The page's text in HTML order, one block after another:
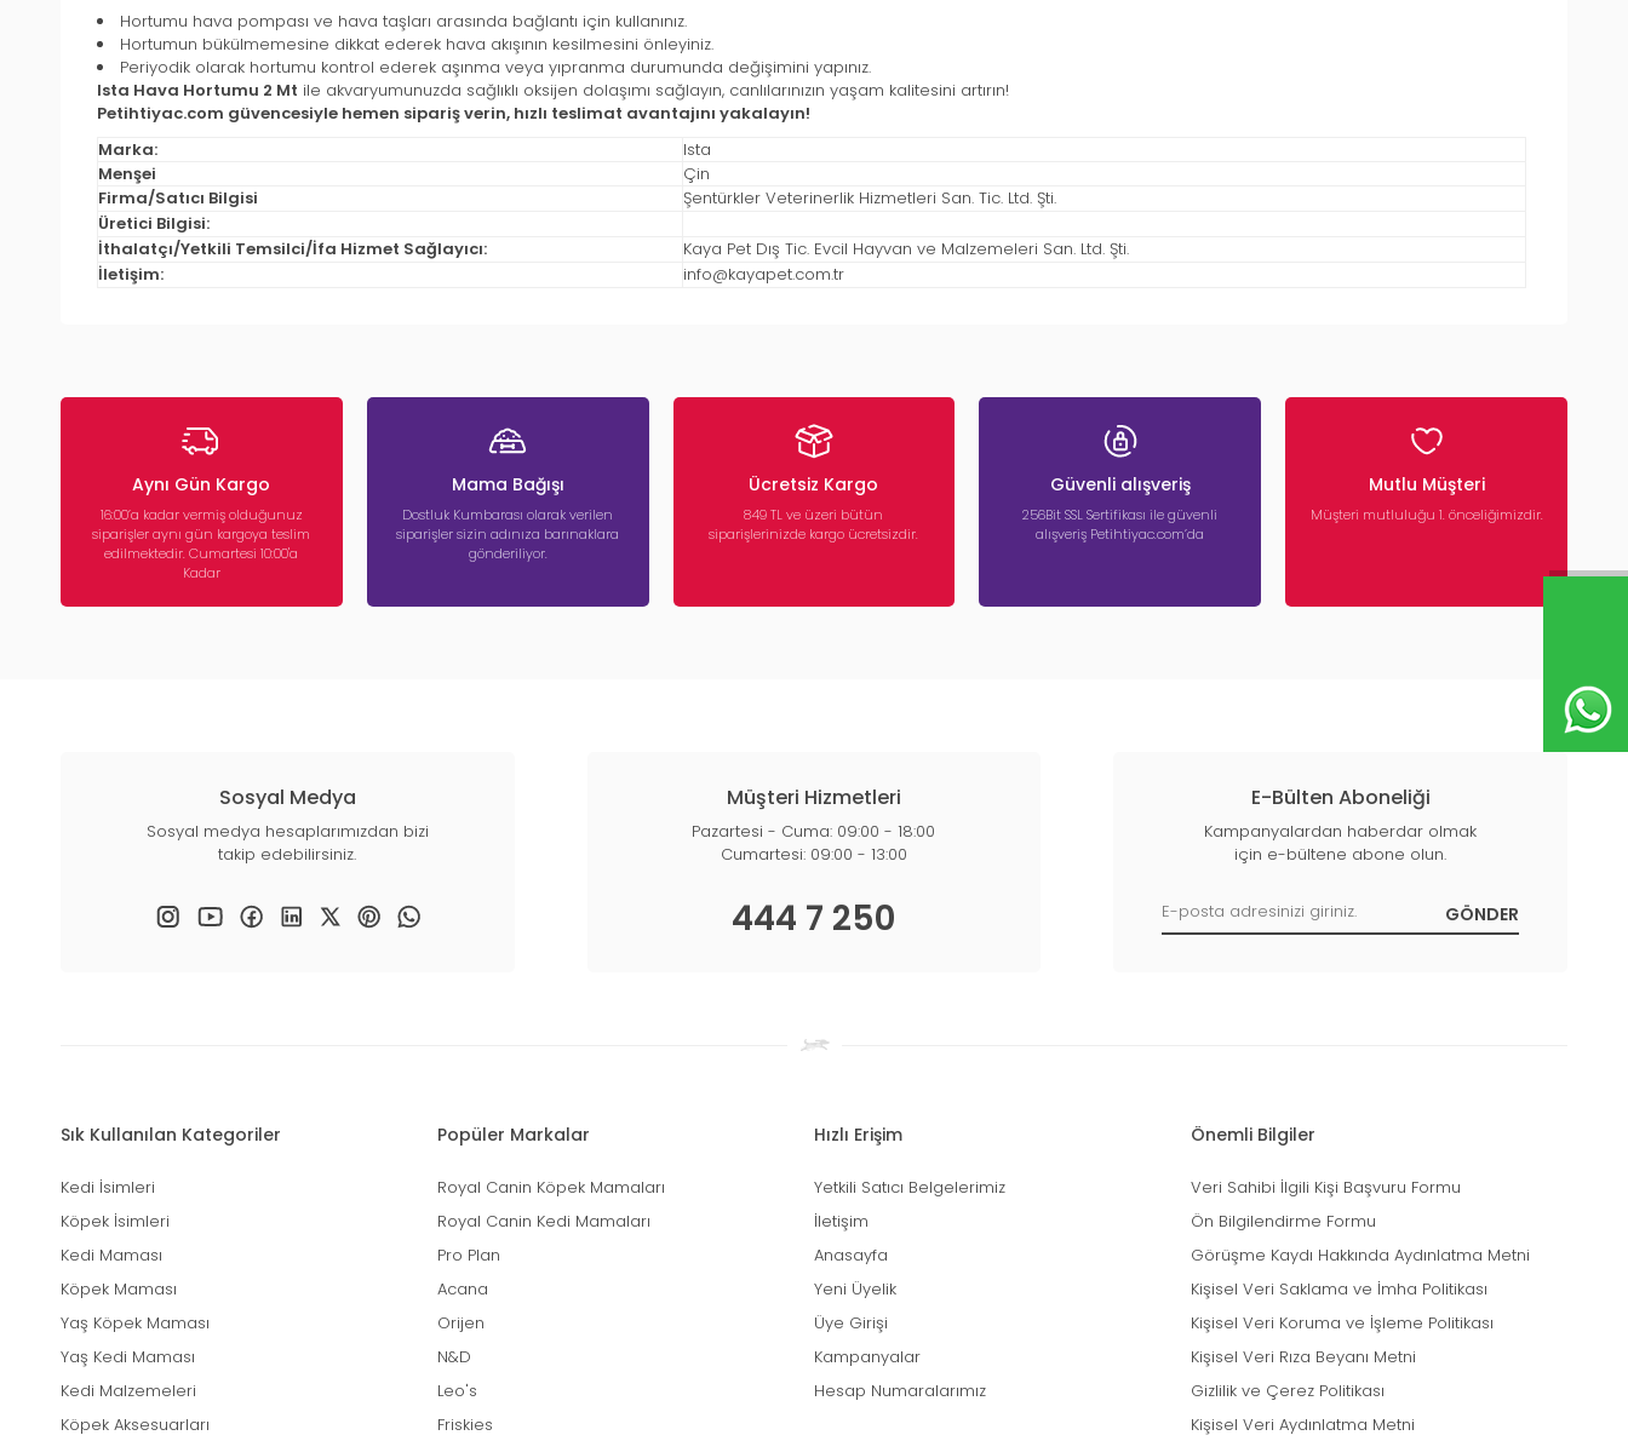
Hortumu hava pompası ve hava taşları arasında bağlantı için kullanınız.
Hortumun bükülmemesine dikkat ederek hava akışının kesilmesini önleyiniz.
Periyodik olarak hortumu kontrol ederek aşınma veya yıpranma durumunda değişimini yapınız.
Ista Hava Hortumu 2 Mt ile akvaryumunuzda sağlıklı oksijen dolaşımı sağlayın, canlılarınızın yaşam kalitesini artırın!
Petihtiyac.com güvencesiyle hemen sipariş verin, hızlı teslimat avantajını yakalayın!
Marka:
Ista
Menşei
Çin
Firma/Satıcı Bilgisi
Şentürkler Veterinerlik Hizmetleri San. Tic. Ltd. Şti.
Üretici Bilgisi:
İthalatçı/Yetkili Temsilci/İfa Hizmet Sağlayıcı:
Kaya Pet Dış Tic. Evcil Hayvan ve Malzemeleri San. Ltd. Şti.
İletişim:
info@kayapet.com.tr
Aynı Gün Kargo
16:00’a kadar vermiş olduğunuz
siparişler aynı gün kargoya teslim
edilmektedir. Cumartesi 10:00'a
Kadar
Mama Bağışı
Dostluk Kumbarası olarak verilen
siparişler sizin adınıza barınaklara
gönderiliyor.
Ücretsiz Kargo
849 TL ve üzeri bütün
siparişlerinizde kargo ücretsizdir.
Güvenli alışveriş
256Bit SSL Sertifikası ile güvenli
alışveriş Petihtiyac.com’da
Mutlu Müşteri
Müşteri mutluluğu 1. önceliğimizdir.
Sosyal Medya
Sosyal medya hesaplarımızdan bizi
takip edebilirsiniz.
Müşteri Hizmetleri
Pazartesi - Cuma: 09:00 - 18:00
Cumartesi: 09:00 - 13:00
444 7 250
E-Bülten Aboneliği
Kampanyalardan haberdar olmak
için e-bültene abone olun.
Sık Kullanılan Kategoriler
Kedi İsimleri
Köpek İsimleri
Kedi Maması
Köpek Maması
Yaş Köpek Maması
Yaş Kedi Maması
Kedi Malzemeleri
Köpek Aksesuarları
Popüler Markalar
Royal Canin Köpek Mamaları
Royal Canin Kedi Mamaları
Pro Plan
Acana
Orijen
N&D
Leo's
Friskies
Hızlı Erişim
Yetkili Satıcı Belgelerimiz
İletişim
Anasayfa
Yeni Üyelik
Üye Girişi
Kampanyalar
Hesap Numaralarımız
Önemli Bilgiler
Veri Sahibi İlgili Kişi Başvuru Formu
Ön Bilgilendirme Formu
Görüşme Kaydı Hakkında Aydınlatma Metni
Kişisel Veri Saklama ve İmha Politikası
Kişisel Veri Koruma ve İşleme Politikası
Kişisel Veri Rıza Beyanı Metni
Gizlilik ve Çerez Politikası
Kişisel Veri Aydınlatma Metni